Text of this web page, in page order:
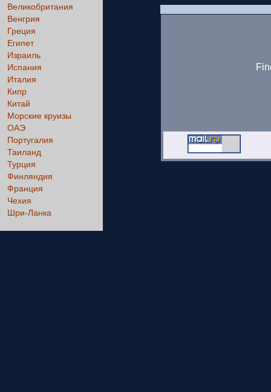
Великобритания
Венгрия
Греция
Египет
Израиль
Испания
Италия
Кипр
Китай
Морские круизы
ОАЭ
Португалия
Таиланд
Турция
Финляндия
Франция
Чехия
Шри-Ланка